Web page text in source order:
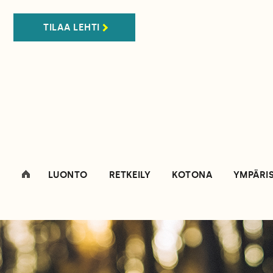
TILAA LEHTI
LUONTO RETKEILY KOTONA